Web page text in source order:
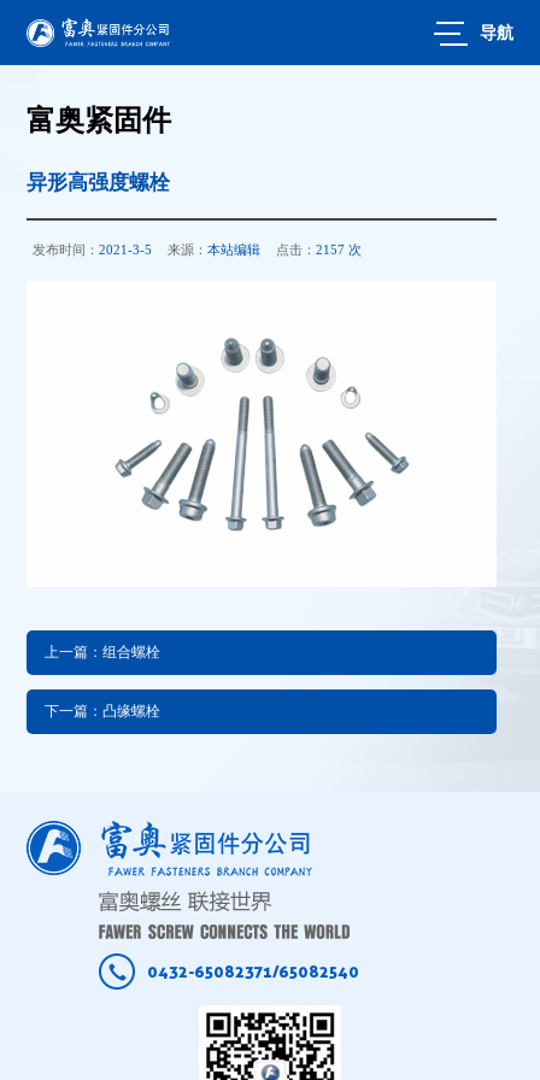
导航
富奥紧固件
异形高强度螺栓
发布时间：2021-3-5 来源：本站编辑 点击：2157 次
上一篇：组合螺栓
下一篇：凸缘螺栓
0432-65082371/65082540